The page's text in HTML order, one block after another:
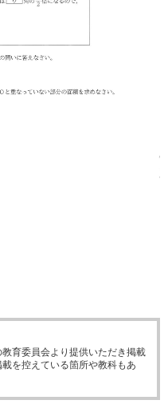
育委員会より提供いただき掲載
を控えている箇所や教科もあ